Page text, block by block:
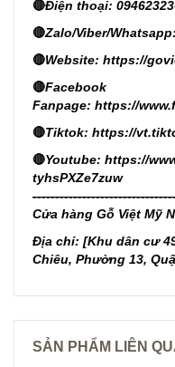
🔴Điện thoại:
🔴Zalo/Viber/
🔴Website: https://
🔴Facebook
Fanpage: https://
🔴Tiktok: https://
🔴Youtube: https://
tyhsPXZe7zuw
Cửa hàng Gỗ Việt Mỹ
Địa chỉ: [Khu dân cư
Chiêu, Phường 13,
SẢN PHẨM LIÊN